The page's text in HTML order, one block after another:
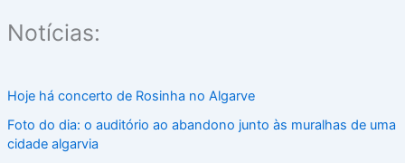
Notícias:
Hoje há concerto de Rosinha no Algarve
Foto do dia: o auditório ao abandono junto às muralhas de uma
cidade algarvia